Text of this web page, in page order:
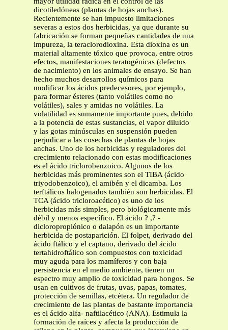
dicotiledóneas (plantas de hojas anchas).
Recientemente se han impuesto limitaciones
severas a estos dos herbicidas, ya que durante su
fabricación se forman pequeñas cantidades de una
impureza, la teraclorodioxina. Esta dioxina es un
material altamente tóxico que provoca, entre otros
efectos, manifestaciones teratogénicas (defectos
de nacimiento) en los animales de ensayo. Se han
hecho muchos desarrollos químicos para
modificar los ácidos predecesores, por ejemplo,
para formar ésteres (tanto volátiles como no
volátiles), sales y amidas no volátiles. La
volatilidad es sumamente importante pues, debido
a la potencia de estas sustancias, el vapor diluido
y las gotas minúsculas en suspensión pueden
perjudicar a las cosechas de plantas de hojas
anchas. Uno de los herbicidas y reguladores del
crecimiento relacionado con estas modificaciones
es el ácido triclorobenzoico. Algunos de los
herbicidas más prominentes son el TIBA (ácido
triyodobenzoico), el amibén y el dicamba. Los
terftálicos halogenados también son herbicidas. El
TCA (ácido tricloroacético) es uno de los
herbicidas más simples, pero biológicamente más
débil y menos específico. El ácido ? ,? -
dicloropropiónico o dalapón es un importante
herbicida de postaparición. El folpet, derivado del
ácido ftálico y el captano, derivado del ácido
tertahidroftálico son compuestos con toxicidad
muy aguda para los mamíferos y con baja
persistencia en el medio ambiente, tienen un
espectro muy amplio de toxicidad para hongos. Se
usan en cultivos de frutas, uvas, papas, tomates,
protección de semillas, etcétera. Un regulador de
crecimiento de las plantas de bastante importancia
es el ácido alfa- naftilacético (ANA). Estimula la
formación de raíces y afecta la producción de